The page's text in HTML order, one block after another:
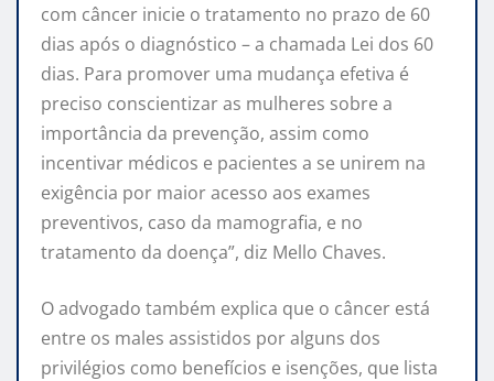
com câncer inicie o tratamento no prazo de 60
dias após o diagnóstico – a chamada Lei dos 60
dias. Para promover uma mudança efetiva é
preciso conscientizar as mulheres sobre a
importância da prevenção, assim como
incentivar médicos e pacientes a se unirem na
exigência por maior acesso aos exames
preventivos, caso da mamografia, e no
tratamento da doença”, diz Mello Chaves.
O advogado também explica que o câncer está
entre os males assistidos por alguns dos
privilégios como benefícios e isenções, que lista